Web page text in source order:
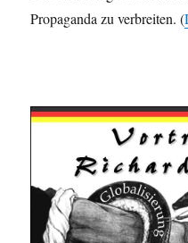
Propaganda zu verbreiten. (